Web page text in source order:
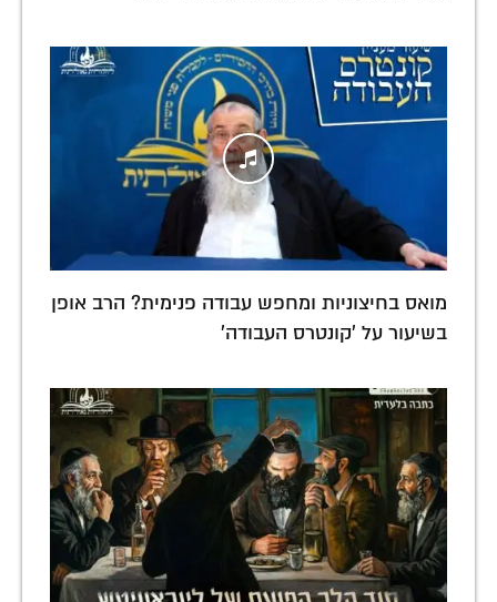
מואס בחיצוניות ומחפש עבודה פנימית? הרב אופן
בשיעור על 'קונטרס העבודה'